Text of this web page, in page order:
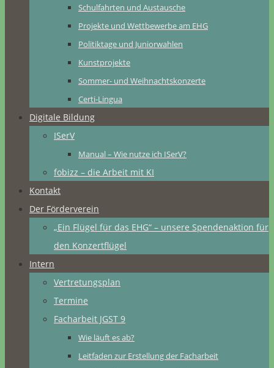
Schulfahrten und Austausche
Projekte und Wettbewerbe am EHG
Politiktage und Juniorwahlen
Kunstprojekte
Sommer- und Weihnachtskonzerte
Certi-Lingua
Digitale Bildung
ISerV
Manual – Wie nutze ich ISerV?
fobizz – die Arbeit mit KI
Kontakt
Der Förderverein
„Ein Flügel für das EHG“ – unsere Spendenaktion für
den Konzertflügel
Intern
Vertretungsplan
Termine
Facharbeit JGST 9
Wie läuft es ab?
Leitfaden zur Erstellung der Facharbeit